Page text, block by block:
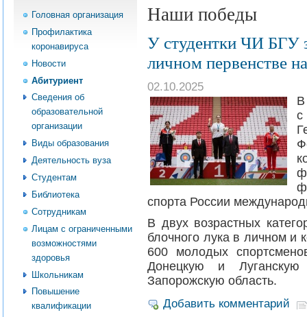
Головная организация
Профилактика
коронавируса
Новости
Абитуриент
Сведения об
образовательной
организации
Виды образования
Деятельность вуза
Студентам
Библиотека
Сотрудникам
Лицам с ограниченными
возможностями
здоровья
Школьникам
Повышение
квалификации
Наши победы
У студентки ЧИ БГУ
личном первенстве
02.10.2025
В
с
спорта России
В двух возрастных
блочного лука в личном и
600 молодых
Донецкую и
Запорожскую область.
Добавить комментарий